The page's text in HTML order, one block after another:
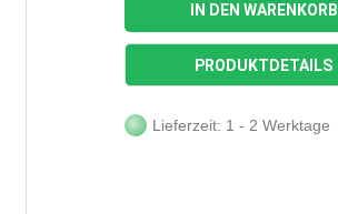
IN DEN WARENKORB
PRODUKTDETAILS
Lieferzeit: 1 - 2 Werktage